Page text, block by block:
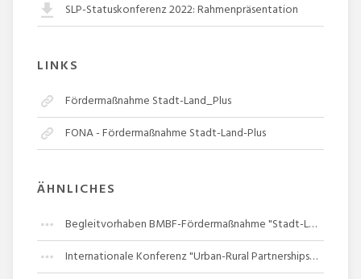
SLP-Statuskonferenz 2022: Rahmenpräsentation
LINKS
Fördermaßnahme Stadt-Land_Plus
FONA - Fördermaßnahme Stadt-Land-Plus
ÄHNLICHES
Begleitvorhaben BMBF-Fördermaßnahme "Stadt-Land-Plus"
Internationale Konferenz "Urban-Rural Partnerships" (URP 2020)